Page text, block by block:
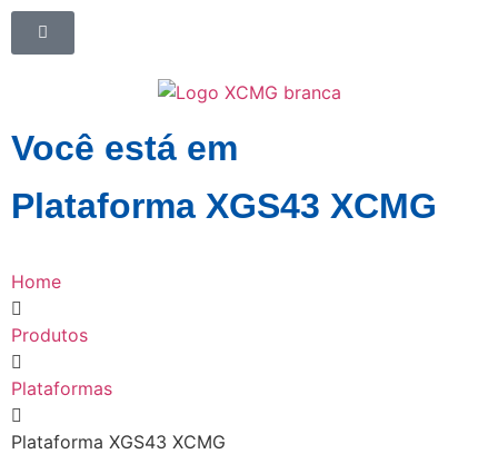
Você está em
Plataforma XGS43 XCMG
Home
Produtos
Plataformas
Plataforma XGS43 XCMG